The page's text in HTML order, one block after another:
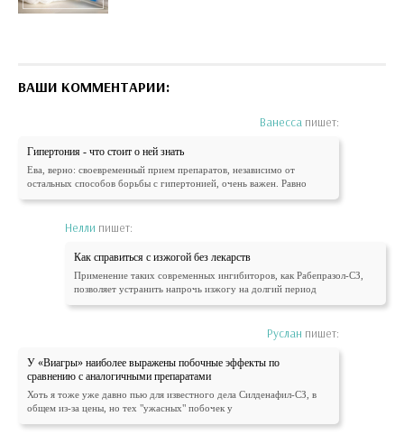
ВАШИ КОММЕНТАРИИ:
Ванесса пишет:
Гипертония - что стоит о ней знать
Ева, верно: своевременный прием препаратов, независимо от
остальных способов борьбы с гипертонией, очень важен. Равно
Нелли пишет:
Как справиться с изжогой без лекарств
Применение таких современных ингибиторов, как Рабепразол-СЗ,
позволяет устранить напрочь изжогу на долгий период
Руслан пишет:
У «Виагры» наиболее выражены побочные эффекты по
сравнению с аналогичными препаратами
Хоть я тоже уже давно пью для известного дела Силденафил-СЗ, в
общем из-за цены, но тех "ужасных" побочек у